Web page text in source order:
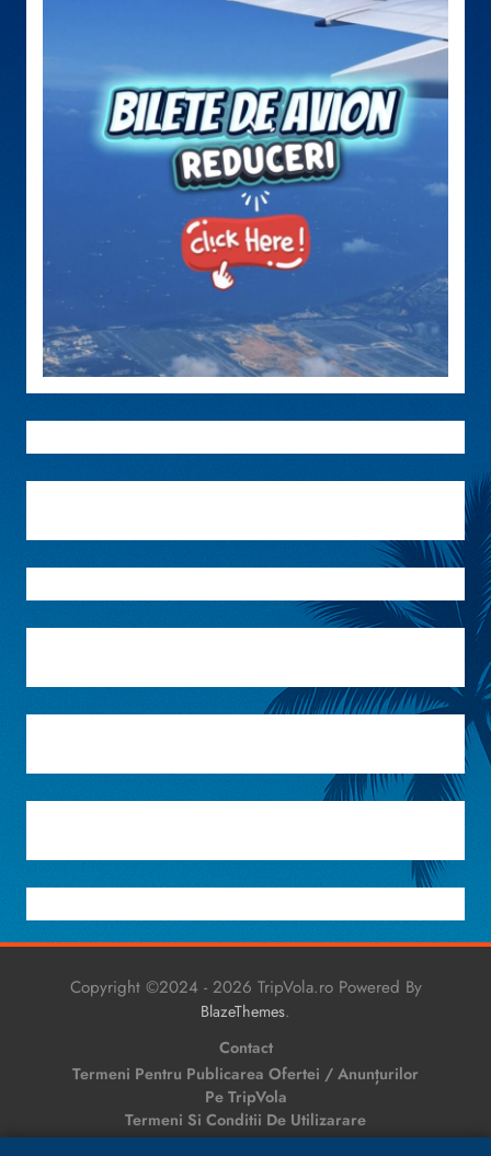
Copyright ©2024 - 2026 TripVola.ro Powered By
BlazeThemes.
Contact
Termeni Pentru Publicarea Ofertei / Anunțurilor
Pe TripVola
Termeni Si Conditii De Utilizarare